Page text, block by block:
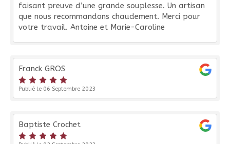
faisant preuve d’une grande souplesse. Un artisan
que nous recommandons chaudement. Merci pour
votre travail. Antoine et Marie-Caroline
Franck GROS
Publié le 06 Septembre 2023
Baptiste Crochet